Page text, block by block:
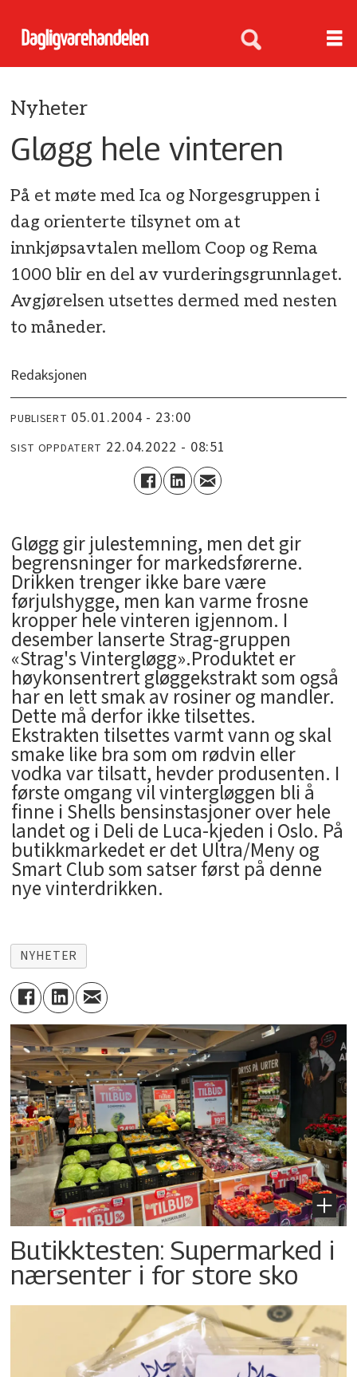
Nyheter
Gløgg hele vinteren
På et møte med Ica og Norgesgruppen i
dag orienterte tilsynet om at
innkjøpsavtalen mellom Coop og Rema
1000 blir en del av vurderingsgrunnlaget.
Avgjørelsen utsettes dermed med nesten
to måneder.
Redaksjonen
PUBLISERT 05.01.2004 - 23:00
SIST OPPDATERT 22.04.2022 - 08:51
Gløgg gir julestemning, men det gir
begrensninger for markedsførerne.
Drikken trenger ikke bare være
førjulshygge, men kan varme frosne
kropper hele vinteren igjennom. I
desember lanserte Strag-gruppen
«Strag's Vintergløgg».Produktet er
høykonsentrert gløggekstrakt som også
har en lett smak av rosiner og mandler.
Dette må derfor ikke tilsettes.
Ekstrakten tilsettes varmt vann og skal
smake like bra som om rødvin eller
vodka var tilsatt, hevder produsenten. I
første omgang vil vintergløggen bli å
finne i Shells bensinstasjoner over hele
landet og i Deli de Luca-kjeden i Oslo. På
butikkmarkedet er det Ultra/Meny og
Smart Club som satser først på denne
nye vinterdrikken.
NYHETER
Butikktesten: Supermarked i
nærsenter i for store sko